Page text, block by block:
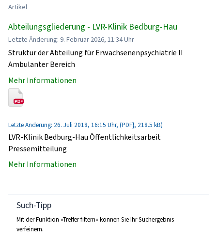
Artikel
Abteilungsgliederung - LVR-Klinik Bedburg-Hau
Letzte Änderung: 9. Februar 2026, 11:34 Uhr
Struktur der Abteilung für Erwachsenenpsychiatrie II
Ambulanter Bereich
Mehr Informationen
Letzte Änderung: 26. Juli 2018, 16:15 Uhr, (PDF}, 218.5 kB)
LVR-Klinik Bedburg-Hau Öffentlichkeitsarbeit
Pressemitteilung
Mehr Informationen
Such-Tipp
Mit der Funktion »Treffer filtern« können Sie Ihr Suchergebnis
verfeinern.